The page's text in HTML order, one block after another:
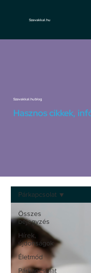
Szavakkal.hu
Szavakkal.hu blog
Hasznos cikkek,
Összes
bejegyzés
Hírek,
újdonságok
Életmód
Párkapcsolat
Párkapcsolat